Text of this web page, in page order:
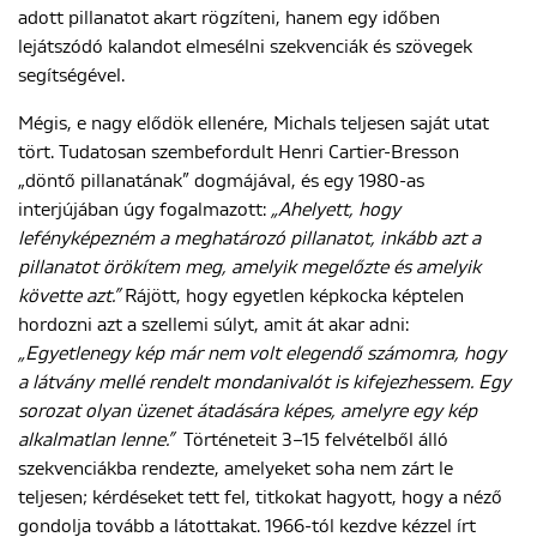
adott pillanatot akart rögzíteni, hanem egy időben
lejátszódó kalandot elmesélni szekvenciák és szövegek
segítségével.
Mégis, e nagy elődök ellenére, Michals teljesen saját utat
tört. Tudatosan szembefordult Henri Cartier-Bresson
„döntő pillanatának” dogmájával, és egy 1980-as
interjújában úgy fogalmazott: „Ahelyett, hogy
lefényképezném a meghatározó pillanatot, inkább azt a
pillanatot örökítem meg, amelyik megelőzte és amelyik
követte azt.”Rájött, hogy egyetlen képkocka képtelen
hordozni azt a szellemi súlyt, amit át akar adni:
„Egyetlenegy kép már nem volt elegendő számomra, hogy
a látvány mellé rendelt mondanivalót is kifejezhessem. Egy
sorozat olyan üzenet átadására képes, amelyre egy kép
alkalmatlan lenne.”Történeteit 3–15 felvételből álló
szekvenciákba rendezte, amelyeket soha nem zárt le
teljesen; kérdéseket tett fel, titkokat hagyott, hogy a néző
gondolja tovább a látottakat. 1966-tól kezdve kézzel írt